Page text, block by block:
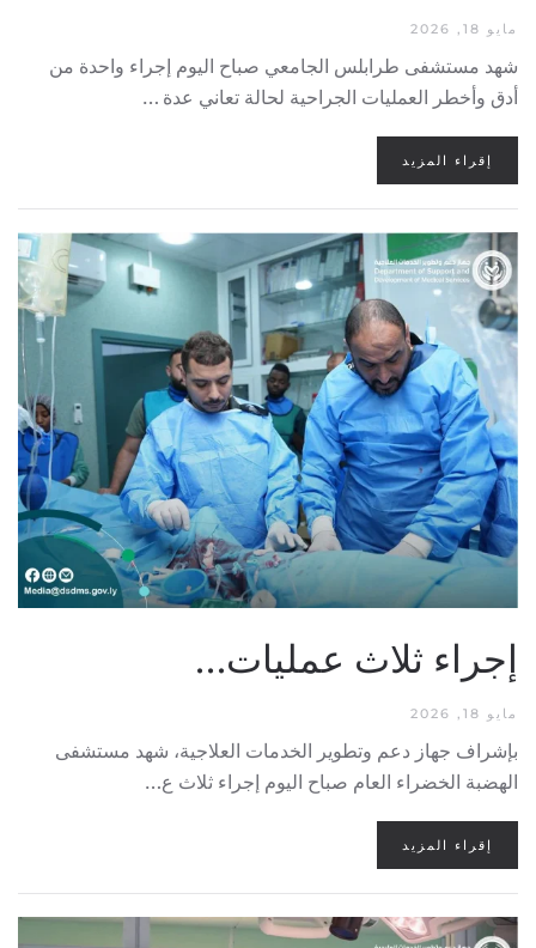
مايو 18, 2026
شهد مستشفى طرابلس الجامعي صباح اليوم إجراء واحدة من
أدق وأخطر العمليات الجراحية لحالة تعاني عدة …
إقراء المزيد
إجراء ثلاث عمليات…
مايو 18, 2026
بإشراف جهاز دعم وتطوير الخدمات العلاجية، شهد مستشفى
الهضبة الخضراء العام صباح اليوم إجراء ثلاث ع…
إقراء المزيد